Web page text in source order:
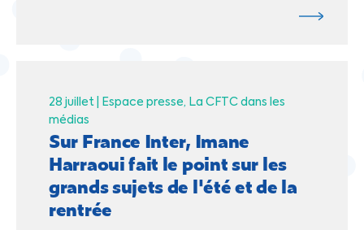
28 juillet | Espace presse
La CFTC dans les
médias
Sur France Inter, Imane
Harraoui fait le point sur les
grands sujets de l'été et de la
rentrée